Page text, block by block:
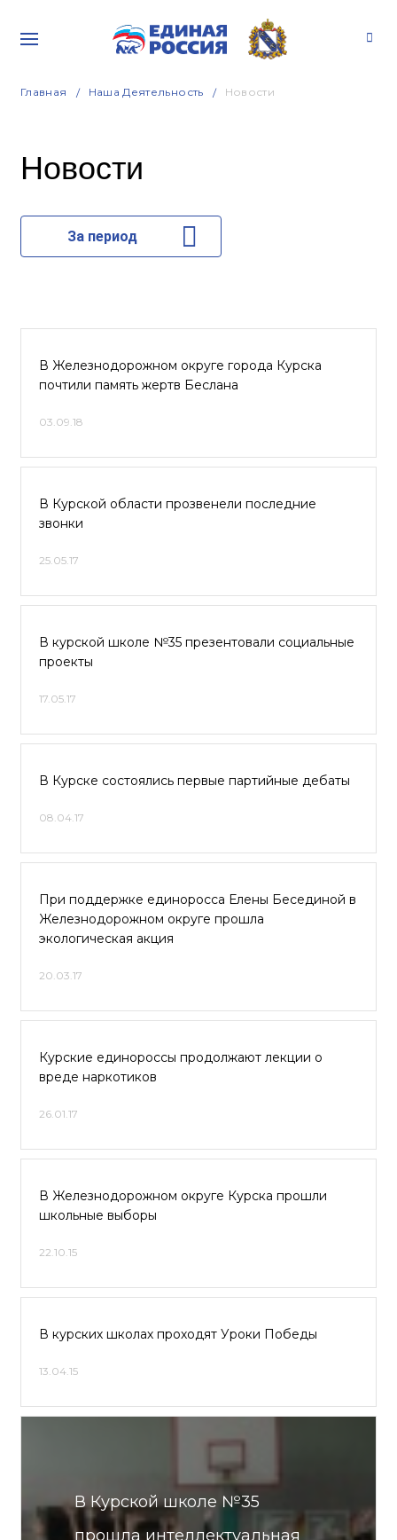
Главная Наша Деятельность Новости
Новости
За период
В Железнодорожном округе города Курска
почтили память жертв Беслана
03.09.18
В Курской области прозвенели последние
звонки
25.05.17
В курской школе №35 презентовали социальные
проекты
17.05.17
В Курске состоялись первые партийные дебаты
08.04.17
При поддержке единоросса Елены Бесединой в
Железнодорожном округе прошла
экологическая акция
20.03.17
Курские единороссы продолжают лекции о
вреде наркотиков
26.01.17
В Железнодорожном округе Курска прошли
школьные выборы
22.10.15
В курских школах проходят Уроки Победы
13.04.15
В Курской школе №35
прошла интеллектуальная